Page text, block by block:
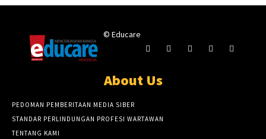
© Educare
About Us
PEDOMAN PEMBERITAAN MEDIA SIBER
STANDAR PERLINDUNGAN PROFESI WARTAWAN
TENTANG KAMI